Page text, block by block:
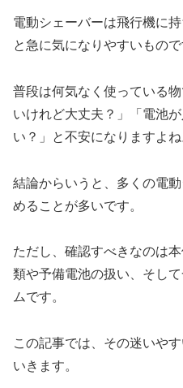
電動シェーバーは飛行機に
と急に気になりやすいもので
普段は何気なく使っている
いけれど大丈夫？」「電池
い？」と不安になりますよね
結論からいうと、多くの電
めることが多いです。
ただし、確認すべきなのは
類や予備電池の扱い、そし
ムです。
この記事では、その迷いや
いきます。